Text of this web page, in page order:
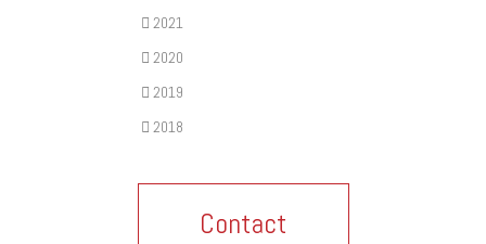
2021
2020
2019
2018
Contact